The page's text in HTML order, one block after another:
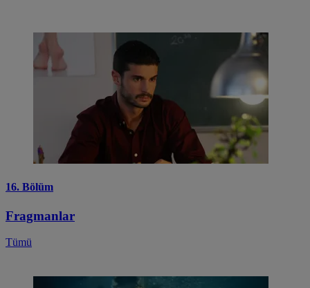
16. Bölüm
Fragmanlar
Tümü